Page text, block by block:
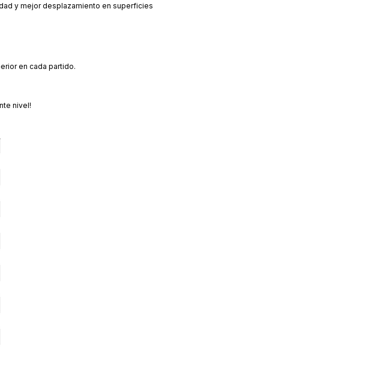
y mejor desplazamiento en superficies
en cada partido.
nivel!